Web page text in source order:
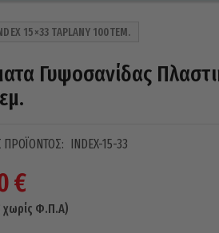
15×33 TAPLANY 100ΤΕΜ.
Γυψοσανίδας
ΠΡΟΪΌΝΤΟΣ: INDEX-15-33
€
χωρίς Φ.Π.Α)